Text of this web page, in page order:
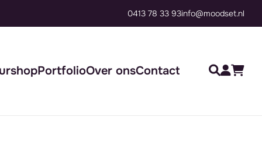
Groot assortiment, direct
0413 78 33 93info@moodset.nl
PortfolioOver onsContact